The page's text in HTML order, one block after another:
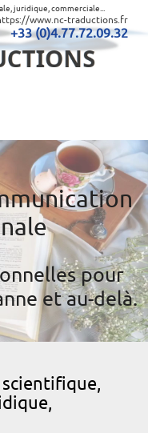
juridique, commerciale...
www.nc-traductions.fr
+33 (0)4.77.72.09.32
pour
et au-delà.